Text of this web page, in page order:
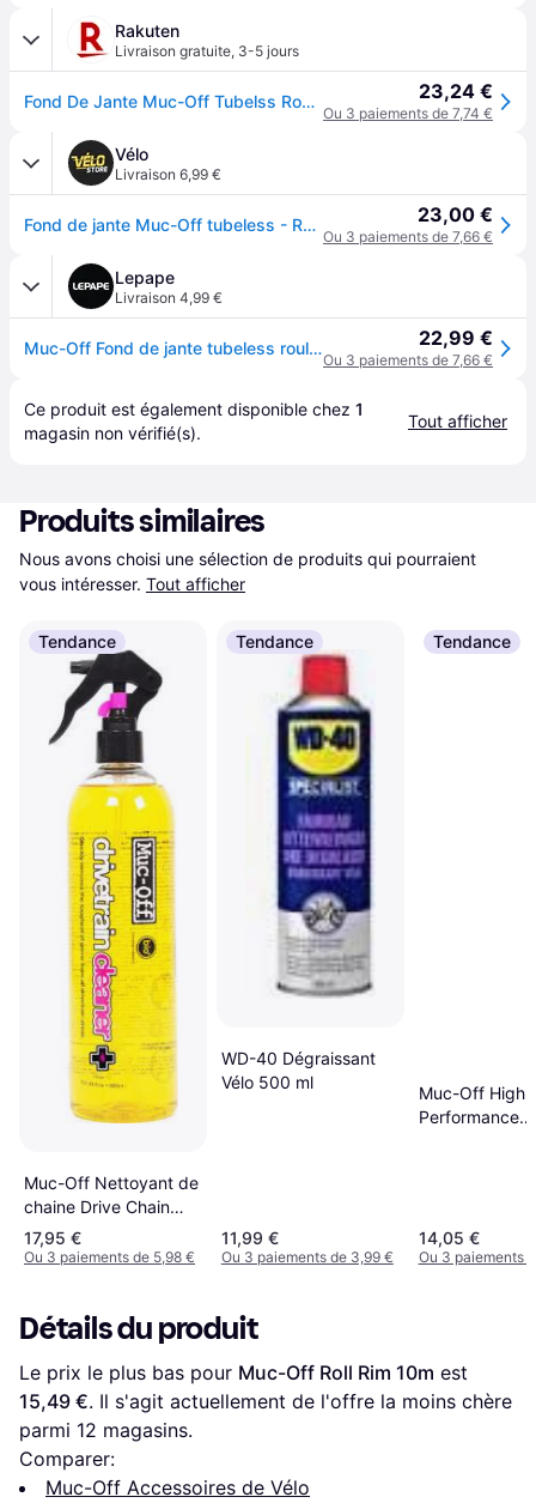
Rakuten
Livraison gratuite, 3-5 jours
Fond De Jante Muc-Off Tubelss Rouleau - Taille 10 M X 21 Mm 23,24 €
Ou 3 paiements de 7,74 €
Vélo
Livraison 6,99 €
Fond de jante Muc-Off tubeless - Rose 23,00 €
Ou 3 paiements de 7,66 €
Lepape
Livraison 4,99 €
Muc-Off Fond de jante tubeless rouleau de 10m (28mm) 22,99 €
Ou 3 paiements de 7,66 €
Ce produit est également disponible chez 1
magasin non vérifié(s).
Tout afficher
Produits similaires
Nous avons choisi une sélection de produits qui pourraient
vous intéresser. Tout afficher
Tendance
Muc-Off Nettoyant de
chaine Drive Chain
250mL
17,95 €
Ou 3 paiements de 5,98 €
Tendance
WD-40 Dégraissant
Vélo 500 ml
11,99 €
Ou 3 paiements de 3,99 €
Tendance
Muc-Off High
Performance
14,05 €
Ou 3 paiements
Détails du produit
Le prix le plus bas pour Muc-Off Roll Rim 10m
15,49 €. Il s'agit actuellement de l'offre la moins chère
parmi 12 magasins.
Comparer:
Muc-Off Accessoires de Vélo